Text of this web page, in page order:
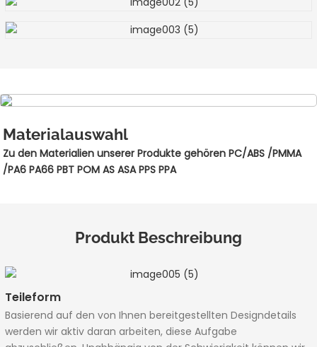
Materialauswahl
Zu den Materialien unserer Produkte gehören PC/ABS /PMMA
/PA6 PA66 PBT POM AS ASA PPS PPA
Produkt Beschreibung
Teileform
Basierend auf den von Ihnen bereitgestellten Designdetails
werden wir aktiv daran arbeiten, diese Aufgabe